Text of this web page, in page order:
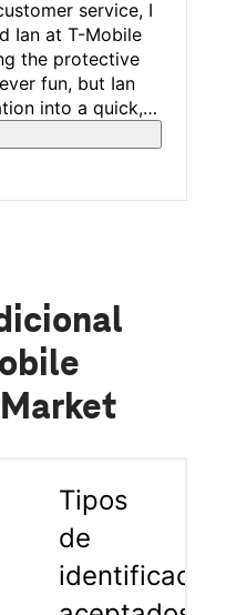
service, I
Ian at T-Mobile
fun, but Ian
into a quick,
experience.
status (which I
recommended
just the
I was treated.
and made
Great
to find these
Thanks
Tipos
de